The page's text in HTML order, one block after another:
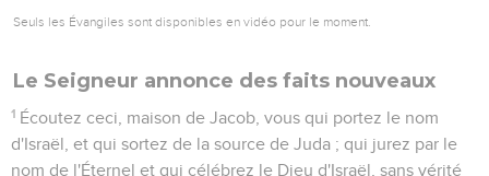
Seuls les Évangiles sont disponibles en vidéo pour le moment.
Le Seigneur annonce des faits nouveaux
1 Écoutez ceci, maison de Jacob, vous qui portez le nom
d'Israël, et qui sortez de la source de Juda ; qui jurez par le
nom de l'Éternel et qui célébrez le Dieu d'Israël, sans vérité